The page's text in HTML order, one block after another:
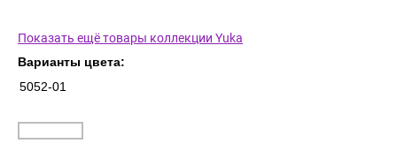
Показать ещё товары коллекции Yuka
Варианты цвета:
5052-01